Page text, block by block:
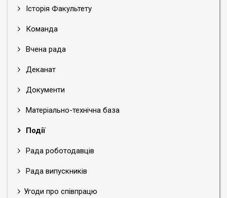
Історія Факультету
Команда
Вчена рада
Деканат
Документи
Матеріально-технічна база
Події
Рада роботодавців
Рада випускників
Угоди про співпрацю